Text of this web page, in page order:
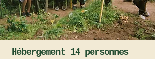
Hébergement 14 personnes